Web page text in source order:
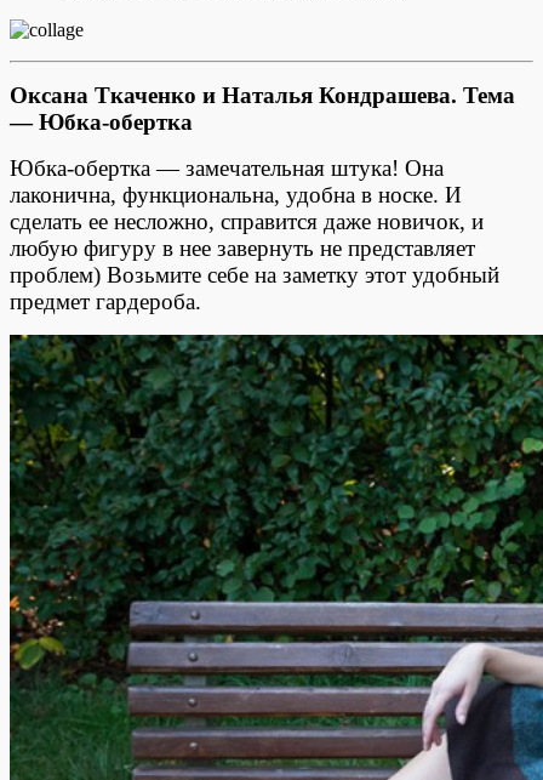
Оксана Ткаченко и Наталья Кондрашева. Тема
— Юбка-обертка
Юбка-обертка — замечательная штука! Она
лаконична, функциональна, удобна в носке. И
сделать ее несложно, справится даже новичок, и
любую фигуру в нее завернуть не представляет
проблем) Возьмите себе на заметку этот удобный
предмет гардероба.